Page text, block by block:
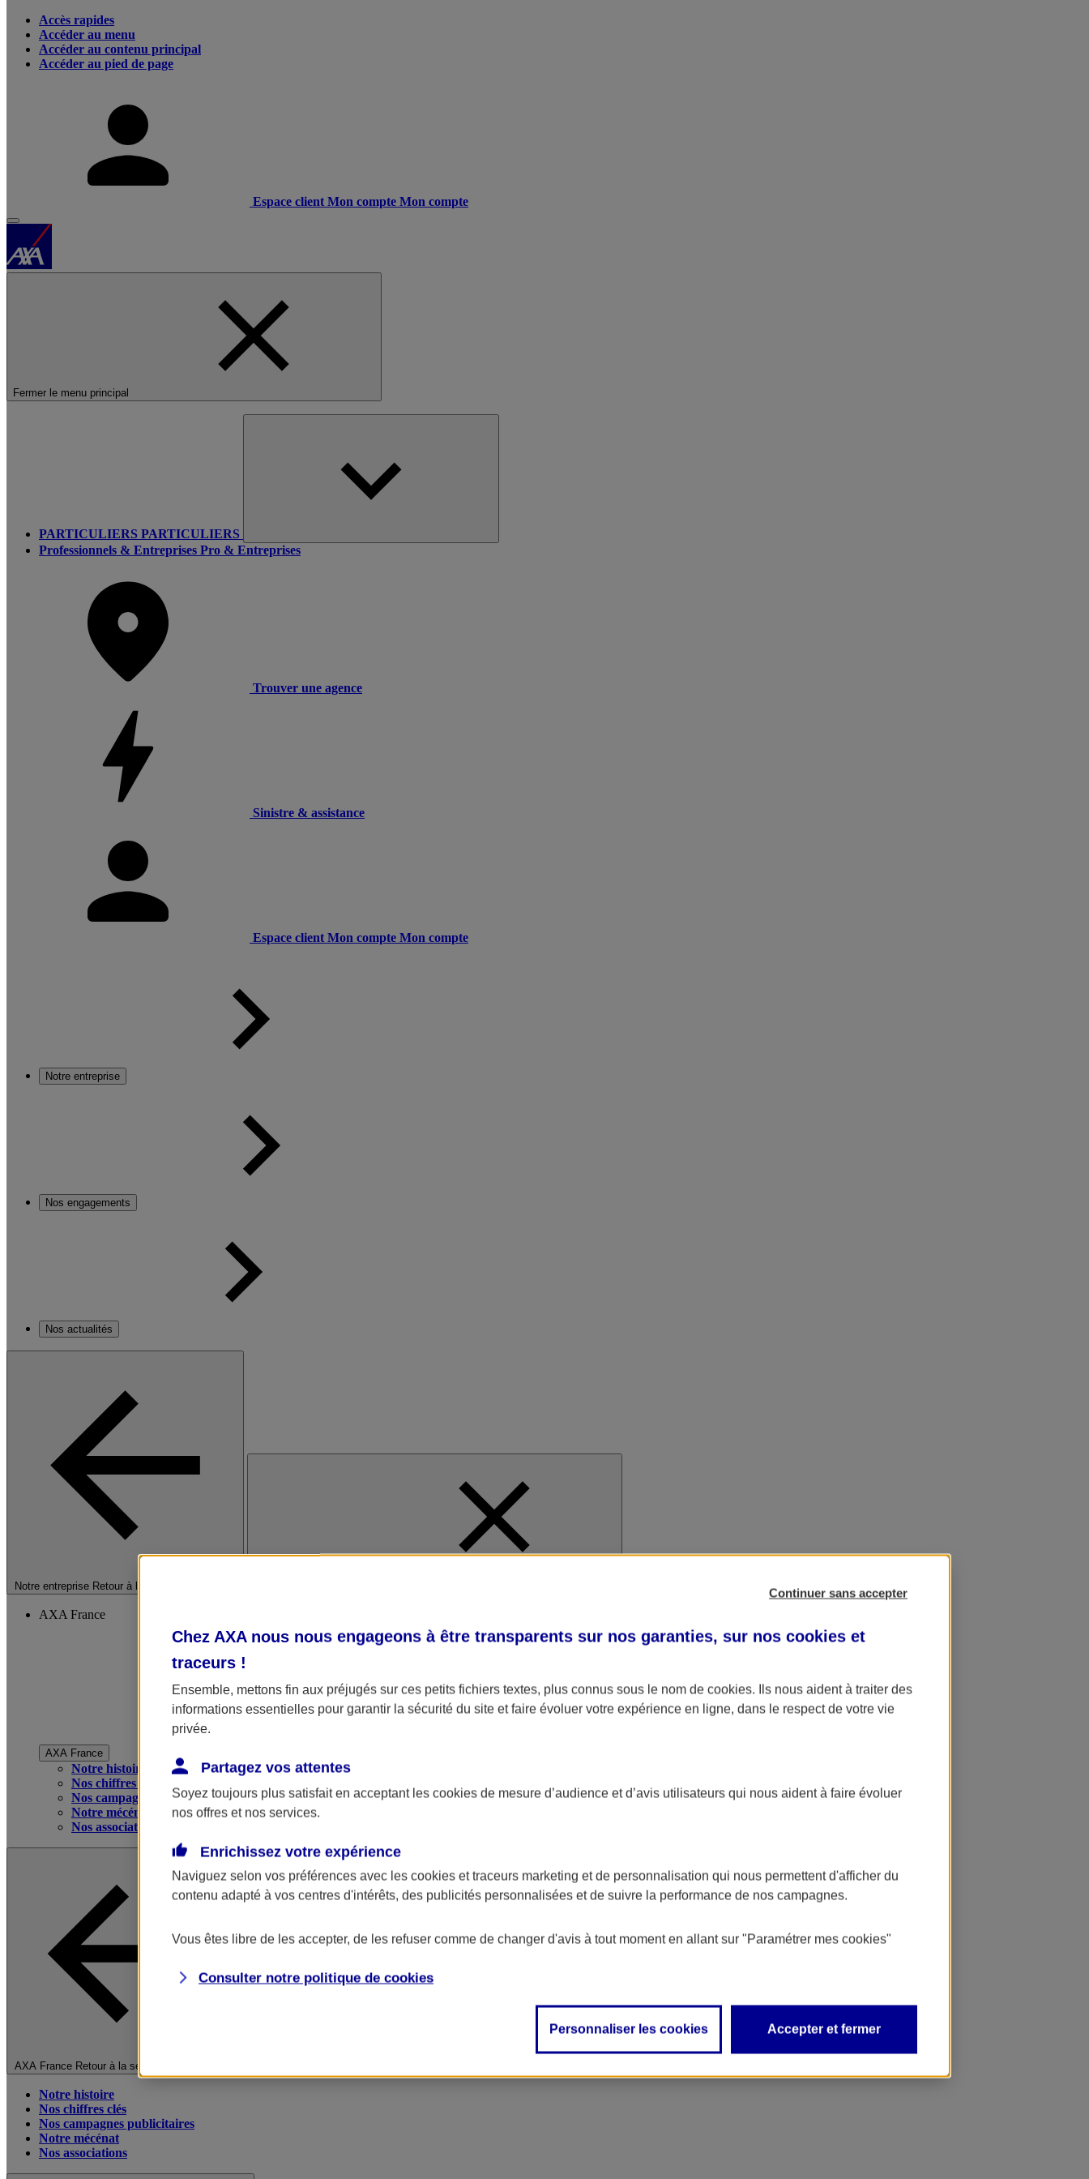
Accès rapides
Accéder au menu
Accéder au contenu principal
Accéder au pied de page
Espace client Mon compte Mon compte
Fermer le menu principal
PARTICULIERS PARTICULIERS
Professionnels & Entreprises Pro & Entreprises
Trouver une agence
Sinistre & assistance
Espace client Mon compte Mon compte
Notre entreprise
Nos engagements
Nos actualités
Notre entreprise Retour à la section précédente
AXA France
AXA France
Notre histoire
Nos chiffres clés
Nos campagnes publicitaires
Notre mécénat
Nos associations
AXA France Retour à la section précédente
Notre histoire
Nos chiffres clés
Nos campagnes publicitaires
Notre mécénat
Nos associations
Continuer sans accepter
Chez AXA nous nous engageons à être transparents sur nos garanties, sur nos cookies et
traceurs !
Ensemble, mettons fin aux préjugés sur ces petits fichiers textes, plus connus sous le nom de cookies. Ils nous aident à traiter des
informations essentielles pour garantir la sécurité du site et faire évoluer votre expérience en ligne, dans le respect de votre vie
privée.
Partagez vos attentes
Soyez toujours plus satisfait en acceptant les cookies de mesure d’audience et d’avis utilisateurs qui nous aident à faire évoluer
nos offres et nos services.
Enrichissez votre expérience
Naviguez selon vos préférences avec les cookies et traceurs marketing et de personnalisation qui nous permettent d'afficher du
contenu adapté à vos centres d'intérêts, des publicités personnalisées et de suivre la performance de nos campagnes.
Vous êtes libre de les accepter, de les refuser comme de changer d'avis à tout moment en allant sur "Paramétrer mes cookies"
Consulter notre politique de cookies
Personnaliser les cookies Accepter et fermer